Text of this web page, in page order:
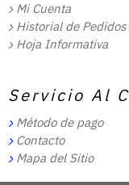
Mi Cuenta
Historial de Pedidos
Hoja Informativa
Servicio Al
Método de pago
Contacto
Mapa del Sitio